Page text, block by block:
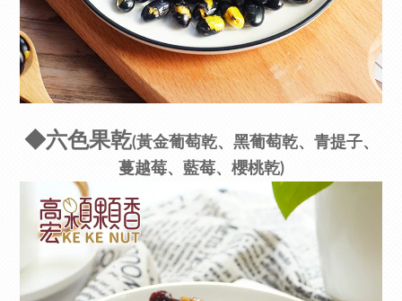
◆六色果乾(黃金葡萄乾、黑葡萄乾、青提子、
蔓越莓、藍莓、櫻桃乾)